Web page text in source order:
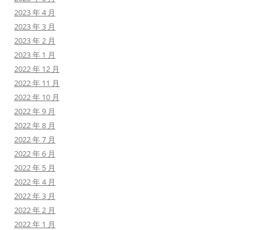
2023 年 4 月
2023 年 3 月
2023 年 2 月
2023 年 1 月
2022 年 12 月
2022 年 11 月
2022 年 10 月
2022 年 9 月
2022 年 8 月
2022 年 7 月
2022 年 6 月
2022 年 5 月
2022 年 4 月
2022 年 3 月
2022 年 2 月
2022 年 1 月